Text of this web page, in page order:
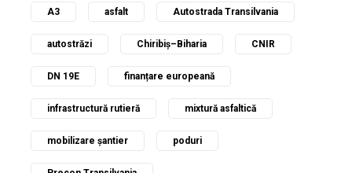
A3 asfalt Autostrada Transilvania
autostrăzi Chiribiș–Biharia CNIR
DN 19E finanțare europeană
infrastructură rutieră mixtură asfaltică
mobilizare șantier poduri